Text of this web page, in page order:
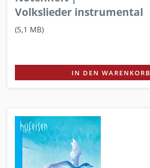
Volkslieder instrumental
(5,1 MB)
IN DEN WARENKORB